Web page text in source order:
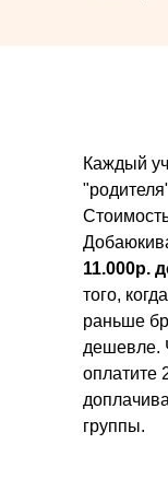
Каждый
11.000р.
того,
раньше
дешевле.
оплатите
группы.